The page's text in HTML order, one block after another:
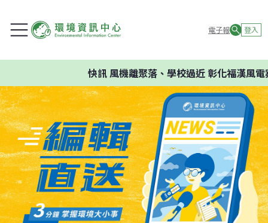
電子報 登入
快訊風機離聚落、學校過近 彰化福漢風電